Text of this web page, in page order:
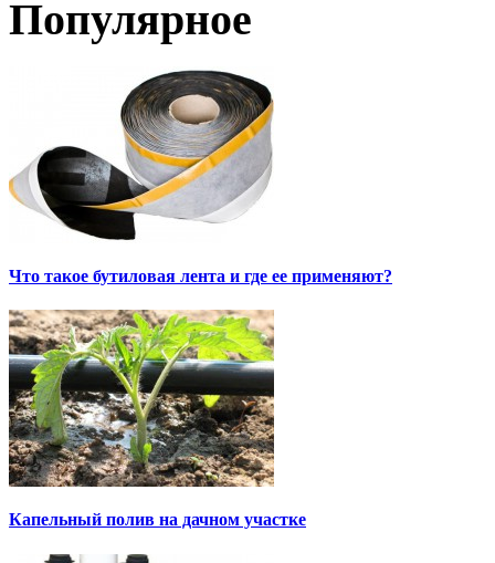
Популярное
Что такое бутиловая лента и где ее применяют?
Капельный полив на дачном участке